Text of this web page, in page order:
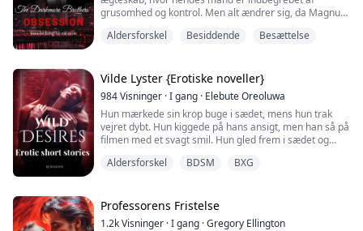
Isabela er lige kommet ud af et 15-årig...
grusomhed og kontrol. Men alt ændrer sig, da Magnus,
forførende brødre, træder ind i hendes liv. Splittet
lidenskab og magt, hvor hendes fri...
Aldersforskel Besiddende Besættelse
Vilde Lyster {Erotiske noveller}
984Visninger ·I gang · Elebute Oreoluwa
Hun mærkede sin krop buge i sædet, mens hun trak
vejret dybt. Hun kiggede på hans ansigt, men han så på
filmen med et svagt smil. Hun gled frem i sædet og
hendes lår. Han drev hende til vanvid, fik hendes fisse
Hans hånd føltes så stærk og sikker, og h...
Aldersforskel BDSM BXG
Professorens Fristelse
1.2kVisninger ·I gang ·Gregory Ellington